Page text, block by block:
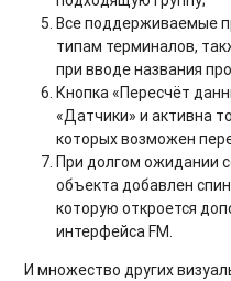
Все поддерживаемые
типам терминалов,
при вводе названия
Кнопка «Пересчёт
«Датчики» и активна
которых возможен
При долгом ожидании
объекта добавлен
которую откроется
интерфейса FM.
И множество других